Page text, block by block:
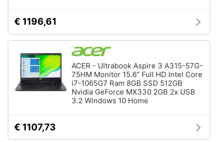
€ 1196,61
ACER - Ultrabook Aspire 3 A315-57G-
75HM Monitor 15.6" Full HD Intel Core
i7-1065G7 Ram 8GB SSD 512GB
Nvidia GeForce MX330 2GB 2x USB
3.2 Windows 10 Home
€ 1107,73